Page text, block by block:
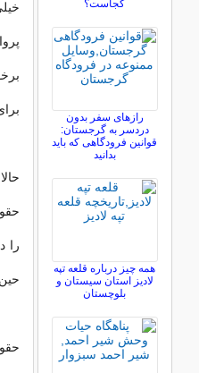
را
کجاست؟
رازهای سفر بدون
دردسر به گرجستان:
قوانین فرودگاهی که باید
بدانید
همه چیز درباره قلعه تپه
لادیز استان سیستان و
بلوچستان